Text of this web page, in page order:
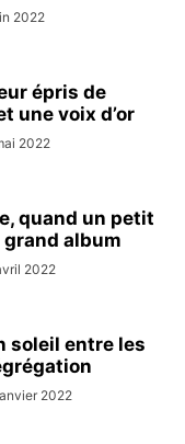
2022
épris de
une voix d’or
2022
quand un petit
album
2022
soleil entre les
2022